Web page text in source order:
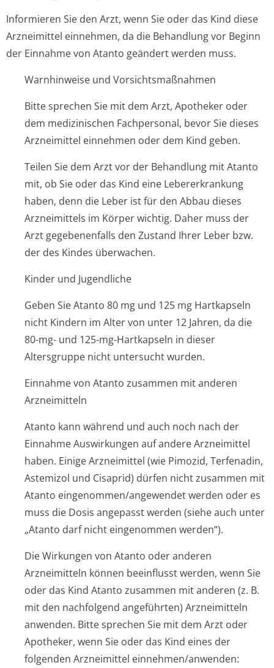
Informieren Sie den Arzt, wenn Sie oder das Kind diese
Arzneimittel einnehmen, da die Behandlung vor Beginn
der Einnahme von Atanto geändert werden muss.
Warnhinweise und Vorsichtsmaßnahmen
Bitte sprechen Sie mit dem Arzt, Apotheker oder
dem medizinischen Fachpersonal, bevor Sie dieses
Arzneimittel einnehmen oder dem Kind geben.
Teilen Sie dem Arzt vor der Behandlung mit Atanto
mit, ob Sie oder das Kind eine Lebererkrankung
haben, denn die Leber ist für den Abbau dieses
Arzneimittels im Körper wichtig. Daher muss der
Arzt gegebenenfalls den Zustand Ihrer Leber bzw.
der des Kindes überwachen.
Kinder und Jugendliche
Geben Sie Atanto 80 mg und 125 mg Hartkapseln
nicht Kindern im Alter von unter 12 Jahren, da die
80-mg- und 125-mg-Hartkapseln in dieser
Altersgruppe nicht untersucht wurden.
Einnahme von Atanto zusammen mit anderen
Arzneimitteln
Atanto kann während und auch noch nach der
Einnahme Auswirkungen auf andere Arzneimittel
haben. Einige Arzneimittel (wie Pimozid, Terfenadin,
Astemizol und Cisaprid) dürfen nicht zusammen mit
Atanto eingenommen/an­gewendet werden oder es
muss die Dosis angepasst werden (siehe auch unter
„Atanto darf nicht eingenommen werden“).
Die Wirkungen von Atanto oder anderen
Arzneimitteln können beeinflusst werden, wenn Sie
oder das Kind Atanto zusammen mit anderen (z. B.
mit den nachfolgend angeführten) Arzneimitteln
anwenden. Bitte sprechen Sie mit dem Arzt oder
Apotheker, wenn Sie oder das Kind eines der
folgenden Arzneimittel einnehmen/anwenden: